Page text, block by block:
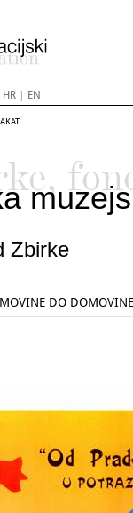
HR| EN
Zbirke
DO